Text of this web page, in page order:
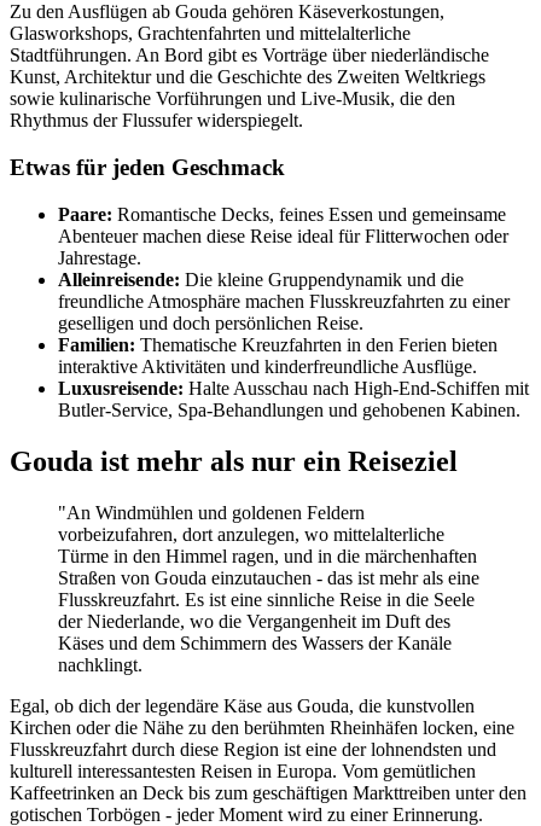
Zu den Ausflügen ab Gouda gehören Käseverkostungen,
Glasworkshops, Grachtenfahrten und mittelalterliche
Stadtführungen. An Bord gibt es Vorträge über niederländische
Kunst, Architektur und die Geschichte des Zweiten Weltkriegs
sowie kulinarische Vorführungen und Live-Musik, die den
Rhythmus der Flussufer widerspiegelt.
Etwas für jeden Geschmack
Paare: Romantische Decks, feines Essen und gemeinsame
Abenteuer machen diese Reise ideal für Flitterwochen oder
Jahrestage.
Alleinreisende: Die kleine Gruppendynamik und die
freundliche Atmosphäre machen Flusskreuzfahrten zu einer
geselligen und doch persönlichen Reise.
Familien: Thematische Kreuzfahrten in den Ferien bieten
interaktive Aktivitäten und kinderfreundliche Ausflüge.
Luxusreisende: Halte Ausschau nach High-End-Schiffen mit
Butler-Service, Spa-Behandlungen und gehobenen Kabinen.
Gouda ist mehr als nur ein Reiseziel
"An Windmühlen und goldenen Feldern
vorbeizufahren, dort anzulegen, wo mittelalterliche
Türme in den Himmel ragen, und in die märchenhaften
Straßen von Gouda einzutauchen - das ist mehr als eine
Flusskreuzfahrt. Es ist eine sinnliche Reise in die Seele
der Niederlande, wo die Vergangenheit im Duft des
Käses und dem Schimmern des Wassers der Kanäle
nachklingt.
Egal, ob dich der legendäre Käse aus Gouda, die kunstvollen
Kirchen oder die Nähe zu den berühmten Rheinhäfen locken, eine
Flusskreuzfahrt durch diese Region ist eine der lohnendsten und
kulturell interessantesten Reisen in Europa. Vom gemütlichen
Kaffeetrinken an Deck bis zum geschäftigen Markttreiben unter den
gotischen Torbögen - jeder Moment wird zu einer Erinnerung.